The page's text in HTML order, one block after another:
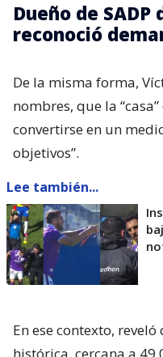
Dueño de SADP
reconoció
De la misma forma,
nombres, que la
convertirse en un
objetivos”.
Lee también...
En ese contexto,